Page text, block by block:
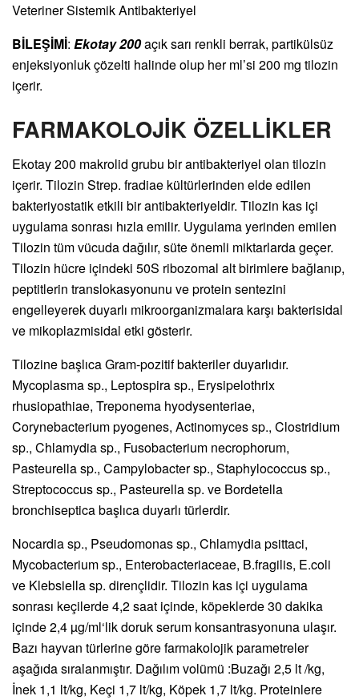
Veteriner Sistemik Antibakteriyel
BİLEŞİMİ: Ekotay 200açık sarı renkli berrak, partikülsüz
enjeksiyonluk çözelti halinde olup her ml’si 200 mg tilozin
içerir.
FARMAKOLOJİK ÖZELLİKLER
Ekotay 200 makrolid grubu bir antibakteriyel olan tilozin
içerir. Tilozin Strep. fradiae kültürlerinden elde edilen
bakteriyostatik etkili bir antibakteriyeldir. Tilozin kas içi
uygulama sonrası hızla emilir. Uygulama yerinden emilen
Tilozin tüm vücuda dağılır, süte önemli miktarlarda geçer.
Tilozin hücre içindeki 50S ribozomal alt birimlere bağlanıp,
peptitlerin translokasyonunu ve protein sentezini
engelleyerek duyarlı mikroorganizmalara karşı bakterisidal
ve mikoplazmisidal etki gösterir.
Tilozine başlıca Gram-pozitif bakteriler duyarlıdır.
Mycoplasma sp., Leptospira sp., Erysipelothrix
rhusiopathiae, Treponema hyodysenteriae,
Corynebacterium pyogenes, Actinomyces sp., Clostridium
sp., Chlamydia sp., Fusobacterium necrophorum,
Pasteurella sp., Campylobacter sp., Staphylococcus sp.,
Streptococcus sp., Pasteurella sp. ve Bordetella
bronchiseptica başlıca duyarlı türlerdir.
Nocardia sp., Pseudomonas sp., Chlamydia psittaci,
Mycobacterium sp., Enterobacteriaceae, B.fragilis, E.coli
ve Klebsiella sp. dirençlidir. Tilozin kas içi uygulama
sonrası keçilerde 4,2 saat içinde, köpeklerde 30 dakika
içinde 2,4 µg/ml‘lik doruk serum konsantrasyonuna ulaşır.
Bazı hayvan türlerine göre farmakolojik parametreler
aşağıda sıralanmıştır. Dağılım volümü :Buzağı 2,5 lt /kg,
İnek 1,1 lt/kg, Keçi 1,7 lt/kg, Köpek 1,7 lt/kg. Proteinlere